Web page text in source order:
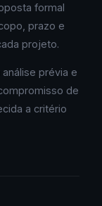
formal
prazo e
projeto.
prévia e
de
a critério